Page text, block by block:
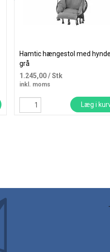
Hamtic hængestol med hynde
grå
1.245,00/ Stk
inkl. moms
Læg i